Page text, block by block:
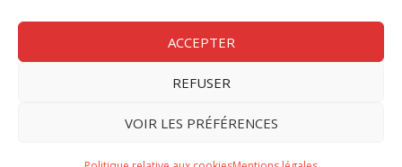
ACCEPTER
REFUSER
VOIR LES PRÉFÉRENCES
Nous contacter